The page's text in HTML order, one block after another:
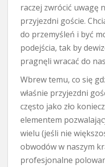
raczej zwrócić uwagę
przyjezdni goście.
do przemyśleń i być
podejścia, tak by
pragnęli wracać do
Wbrew temu, co się
właśnie przyjezdni
często jako zło
elementem
wielu (jeśli nie
obwodów w naszym
profesjonalne